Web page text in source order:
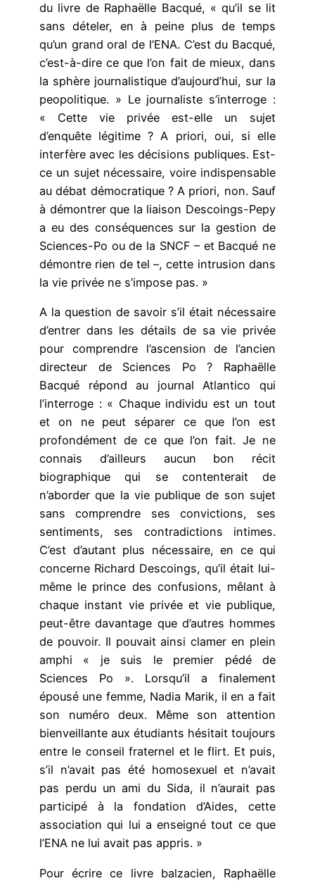
du livre de Raphaëlle Bacqué, « qu’il se lit
sans dételer, en à peine plus de temps
qu’un grand oral de l’ENA. C’est du Bacqué,
c’est-à-dire ce que l’on fait de mieux, dans
la sphère journalistique d’aujourd’hui, sur la
peopolitique. » Le journaliste s’interroge :
« Cette vie privée est-elle un sujet
d’enquête légitime ? A priori, oui, si elle
interfère avec les décisions publiques. Est-
ce un sujet nécessaire, voire indispensable
au débat démocratique ? A priori, non. Sauf
à démontrer que la liaison Descoings-Pepy
a eu des conséquences sur la gestion de
Sciences-Po ou de la SNCF – et Bacqué ne
démontre rien de tel –, cette intrusion dans
la vie privée ne s’impose pas. »
A la question de savoir s’il était nécessaire
d’entrer dans les détails de sa vie privée
pour comprendre l’ascension de l’ancien
directeur de Sciences Po ? Raphaëlle
Bacqué répond au journal Atlantico qui
l’interroge : « Chaque individu est un tout
et on ne peut séparer ce que l’on est
profondément de ce que l’on fait. Je ne
connais d’ailleurs aucun bon récit
biographique qui se contenterait de
n’aborder que la vie publique de son sujet
sans comprendre ses convictions, ses
sentiments, ses contradictions intimes.
C’est d’autant plus nécessaire, en ce qui
concerne Richard Descoings, qu’il était lui-
même le prince des confusions, mêlant à
chaque instant vie privée et vie publique,
peut-être davantage que d’autres hommes
de pouvoir. Il pouvait ainsi clamer en plein
amphi « je suis le premier pédé de
Sciences Po ». Lorsqu’il a finalement
épousé une femme, Nadia Marik, il en a fait
son numéro deux. Même son attention
bienveillante aux étudiants hésitait toujours
entre le conseil fraternel et le flirt. Et puis,
s’il n’avait pas été homosexuel et n’avait
pas perdu un ami du Sida, il n’aurait pas
participé à la fondation d’Aides, cette
association qui lui a enseigné tout ce que
l’ENA ne lui avait pas appris. »
Pour écrire ce livre balzacien, Raphaëlle